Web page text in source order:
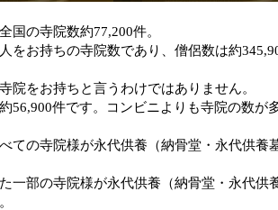
国の寺院数約77,200件。
をお持ちの寺院数であり、僧侶数は約
院をお持ちと言うわけではありません。
56,900件です。コンビニよりも寺院の数が
ての寺院様が永代供養（納骨堂・永代供養
一部の寺院様が永代供養（納骨堂・永代供